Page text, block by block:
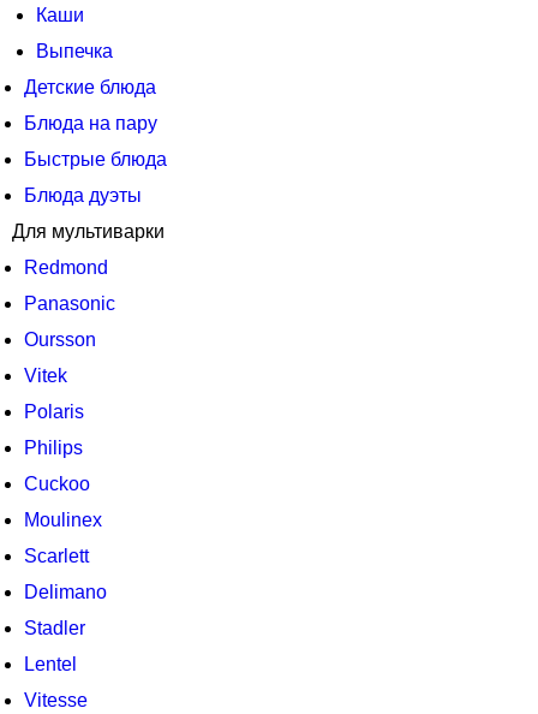
Каши
Выпечка
Детские блюда
Блюда на пару
Быстрые блюда
Блюда дуэты
Для мультиварки
Redmond
Panasonic
Oursson
Vitek
Polaris
Philips
Cuckoo
Moulinex
Scarlett
Delimano
Stadler
Lentel
Vitesse